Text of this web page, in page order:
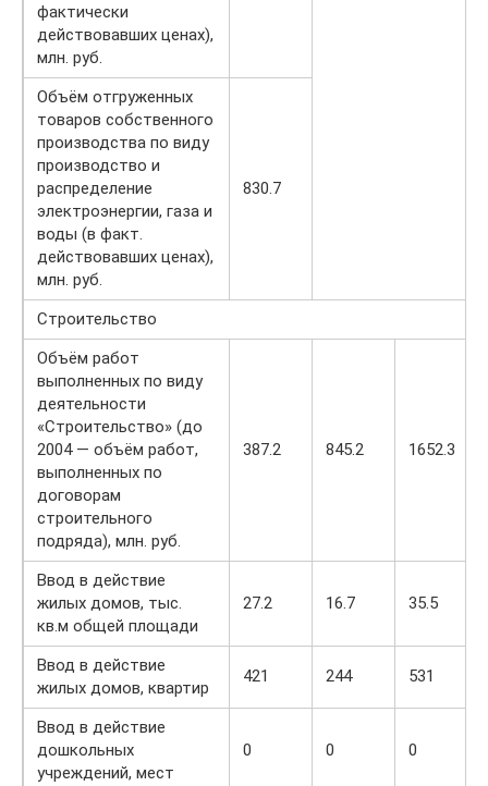
фактически
действовавших ценах),
млн. руб.
Объём отгруженных
товаров собственного
производства по виду
производство и
распределение
электроэнергии, газа и
воды (в факт.
действовавших ценах),
млн. руб.
830.7
Строительство
Объём работ
выполненных по виду
деятельности
«Строительство» (до
2004 — объём работ,
выполненных по
договорам
строительного
подряда), млн. руб.
387.2 845.2 1652.3
Ввод в действие
жилых домов, тыс.
кв.м общей площади
27.2 16.7 35.5
Ввод в действие
жилых домов, квартир
421 244 531
Ввод в действие
дошкольных
учреждений, мест
0 0 0